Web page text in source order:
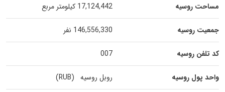
مساحت روسیه 17,124,442 کیلومتر مربع
جمعیت روسیه 146,556,330 نفر
کد تلفن روسیه 007
واحد پول روسیه روبل روسیه (RUB)